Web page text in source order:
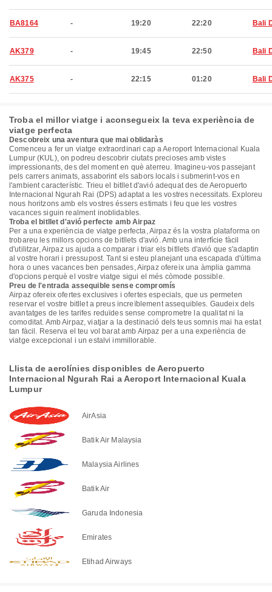
BA8164 - 19:20 22:20 Bali
AK379 - 19:45 22:50 Bali
AK375 - 22:15 01:20 Bali
Troba el millor viatge i aconsegueix la teva experiència de
viatge perfecta
Descobreix una aventura que mai oblidaràs
Comenceu a fer un viatge extraordinari cap a Aeroport Internacional Kuala
Lumpur (KUL), on podreu descobrir ciutats precioses amb vistes
impressionants, des del moment en què aterreu. Imagineu-vos passejant
pels carrers animats, assaborint els sabors locals i submerint-vos en
l'ambient característic. Trieu el bitllet d'avió adequat des de Aeropuerto
Internacional Ngurah Rai (DPS) adaptat a les vostres necessitats. Exploreu
nous horitzons amb els vostres éssers estimats i feu que les vostres
vacances siguin realment inoblidables.
Troba el bitllet d'avió perfecte amb Airpaz
Per a una experiència de viatge perfecta, Airpaz és la vostra plataforma on
trobareu les millors opcions de bitllets d'avió. Amb una interfície fàcil
d'utilitzar, Airpaz us ajuda a comparar i triar els bitllets d'avió que s'adaptin
al vostre horari i pressupost. Tant si esteu planejant una escapada d'última
hora o unes vacances ben pensades, Airpaz ofereix una àmplia gamma
d'opcions perquè el vostre viatge sigui el més còmode possible.
Preu de l'entrada assequible sense compromís
Airpaz ofereix ofertes exclusives i ofertes especials, que us permeten
reservar el vostre bitllet a preus increïblement assequibles. Gaudeix dels
avantatges de les tarifes reduïdes sense comprometre la qualitat ni la
comoditat. Amb Airpaz, viatjar a la destinació dels teus somnis mai ha estat
tan fàcil. Reserva el teu vol barat amb Airpaz per a una experiència de
viatge excepcional i un estalvi immillorable.
Llista de aerolínies disponibles de Aeropuerto
Internacional Ngurah Rai a Aeroport Internacional Kuala
Lumpur
AirAsia
Batik Air Malaysia
Malaysia Airlines
Batik Air
Garuda Indonesia
Emirates
Etihad Airways